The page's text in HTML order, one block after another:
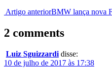
Artigo anteriorBMW lança nova
2 comments
Luiz Sguizzardi disse:
10 de julho de 2017 às 17:38